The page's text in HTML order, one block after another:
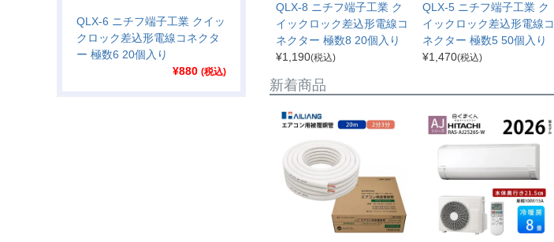
QLX-6 ニチフ端子工業 クイッ
クロック差込形電線コネクタ
ー 極数6 20個入り
¥880 (税込)
QLX-8 ニチフ端子工業 ク
イックロック差込形電線コ
ネクター 極数8 20個入り
¥1,190(税込)
QLX-5 ニチフ端子工業 ク
イックロック差込形電線コ
ネクター 極数5 50個入り
¥1,470(税込)
新着商品